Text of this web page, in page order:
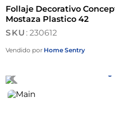
Follaje Decorativo
Mostaza Plastico 42
:230612
Vendido por Home Sentry